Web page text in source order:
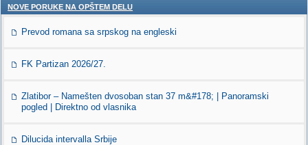
NOVE PORUKE NA OPŠTEM DELU
Prevod romana sa srpskog na engleski
FK Partizan 2026/27.
Zlatibor – Namešten dvosoban stan 37 m&#178; | Panoramski
pogled | Direktno od vlasnika
Dilucida intervalla Srbije